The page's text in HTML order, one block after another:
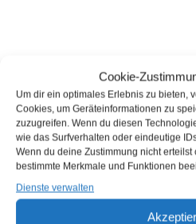
Cookie-
Um dir ein optimales Erlebnis zu bieten,
Cookies, um Geräteinformationen zu
zuzugreifen. Wenn du diesen
wie das Surfverhalten oder eindeutige
Wenn du deine Zustimmung nicht erteilst
bestimmte Merkmale und Funktionen
Dienste verwalten
ÄHNLICHE